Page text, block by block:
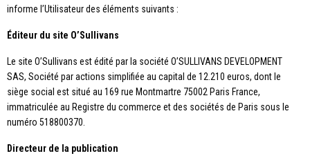
informe l’Utilisateur des éléments suivants :
Éditeur du site O’Sullivans
Le site O’Sullivans est édité par la société O’SULLIVANS DEVELOPMENT
SAS, Société par actions simplifiée au capital de 12.210 euros, dont le
siège social est situé au 169 rue Montmartre 75002 Paris France,
immatriculée au Registre du commerce et des sociétés de Paris sous le
numéro 518800370.
Directeur de la publication